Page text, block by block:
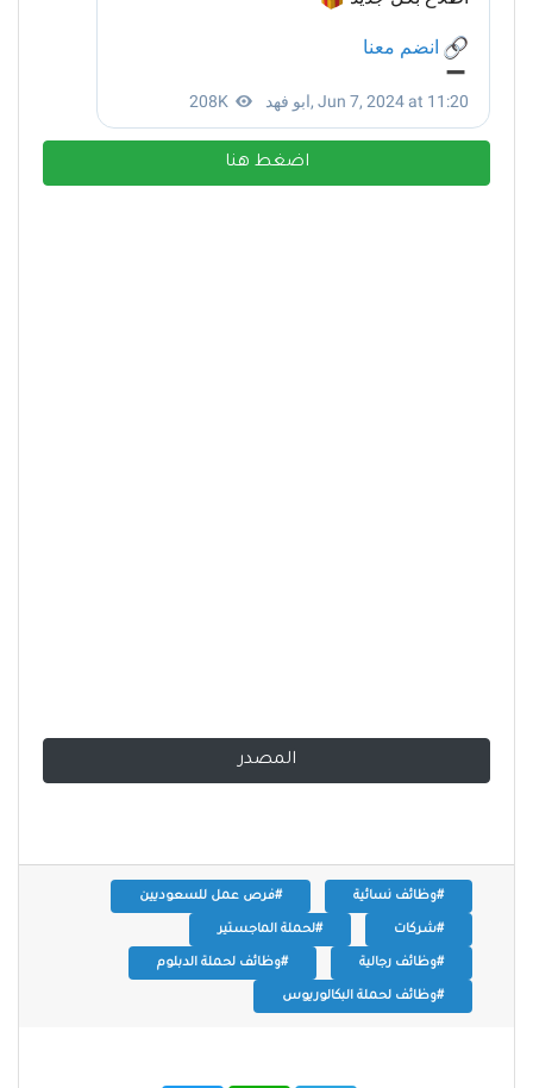
اضغط هنا
المصدر
#وظائف نسائية #فرص عمل للسعوديين
#شركات #لحملة الماجستير
#وظائف رجالية #وظائف لحملة الدبلوم
#وظائف لحملة البكالوريوس